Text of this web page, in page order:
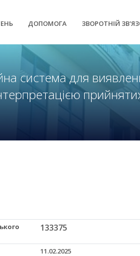
ДОПОМОГА ЗВОРОТНІЙ
система для
133375
11.02.2025